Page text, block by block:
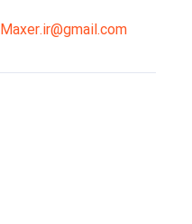
Maxer.ir@gmail.com